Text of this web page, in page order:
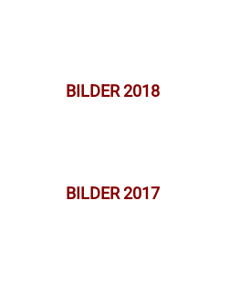
BILDER 2018
BILDER 2017